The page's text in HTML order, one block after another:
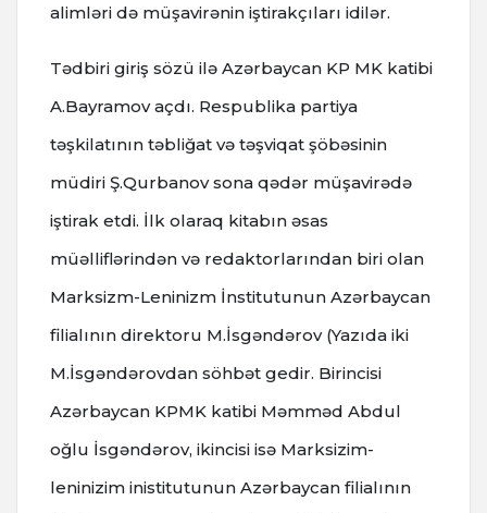
alimləri də müşavirənin iştirakçıları idilər.
Tədbiri giriş sözü ilə Azərbaycan KP MK katibi
A.Bayramov açdı. Respublika partiya
təşkilatının təbliğat və təşviqat şöbəsinin
müdiri Ş.Qurbanov sona qədər müşavirədə
iştirak etdi. İlk olaraq kitabın əsas
müəlliflərindən və redaktorlarından biri olan
Marksizm-Leninizm İnstitutunun Azərbaycan
filialının direktoru M.İsgəndərov (Yazıda iki
M.İsgəndərovdan söhbət gedir. Birincisi
Azərbaycan KPMK katibi Məmməd Abdul
oğlu İsgəndərov, ikincisi isə Marksizim-
leninizim inistitutunun Azərbaycan filialının